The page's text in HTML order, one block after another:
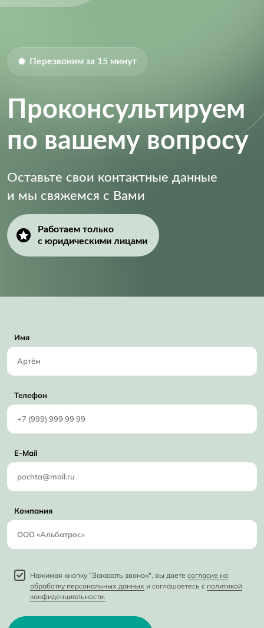
Перезвоним за 15 минут
Проконсультируем
по вашему вопросу
Оставьте свои контактные данные
и мы свяжемся с Вами
Работаем только
с юридическими лицами
Имя
Телефон
E-Mail
Компания
Нажимая кнопку "Заказать звонок", вы даете согласие на
обработку персональных данных и соглашаетесь с политикой
конфиденциальности.